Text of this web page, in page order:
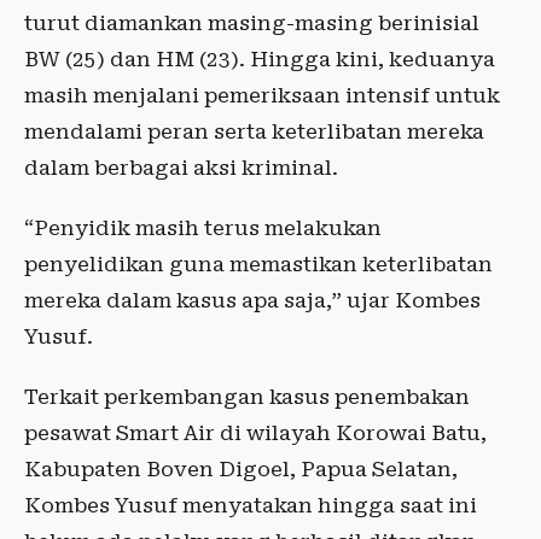
turut diamankan masing-masing berinisial
BW (25) dan HM (23). Hingga kini, keduanya
masih menjalani pemeriksaan intensif untuk
mendalami peran serta keterlibatan mereka
dalam berbagai aksi kriminal.
“Penyidik masih terus melakukan
penyelidikan guna memastikan keterlibatan
mereka dalam kasus apa saja,” ujar Kombes
Yusuf.
Terkait perkembangan kasus penembakan
pesawat Smart Air di wilayah Korowai Batu,
Kabupaten Boven Digoel, Papua Selatan,
Kombes Yusuf menyatakan hingga saat ini